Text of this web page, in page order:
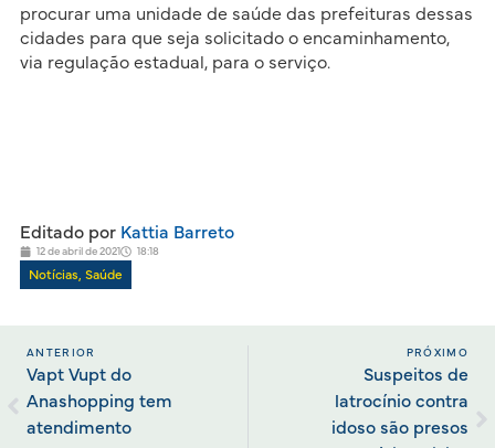
procurar uma unidade de saúde das prefeituras dessas
cidades para que seja solicitado o encaminhamento,
via regulação estadual, para o serviço.
Editado porKattia Barreto
12 de abril de 2021 18:18
Notícias Saúde
ANTERIOR
Vapt Vupt do
Anashopping tem
atendimento
PRÓXIMO
Suspeitos de
latrocínio contra
idoso são presos